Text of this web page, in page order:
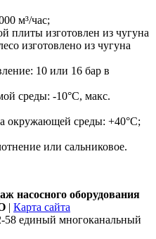
м³/час;
плиты изготовлен из чугуна
изготовлено из чугуна
10 или 16 бар в
среды: -10°С, макс.
окружающей среды: +40°С;
или сальниковое.
насосного оборудования
| Карта сайта
58 единый многоканальный